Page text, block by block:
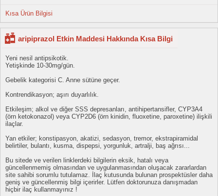
Kısa Ürün Bilgisi
aripiprazol Etkin Maddesi Hakkında Kısa Bilgi
Yeni nesil antipsikotik.
Yetişkinde 10-30mg/gün.
Gebelik kategorisi C. Anne sütüne geçer.
Kontrendikasyon; aşırı duyarlılık.
Etkileşim; alkol ve diğer SSS depresanları, antihipertansifler, CYP3A4
(örn ketokonazol) veya CYP2D6 (örn kinidin, fluoxetine, paroxetine) ilişkili
ilaçlar.
Yan etkiler; konstipasyon, akatizi, sedasyon, tremor, ekstrapiramidal
belirtiler, bulantı, kusma, dispepsi, yorgunluk, artralji, baş ağrısı...
Bu sitede ve verilen linklerdeki bilgilerin eksik, hatalı veya
güncellenmemiş olmasından ve uygulanmasından oluşacak zararlardan
site sahibi sorumlu tutulamaz. İlaç kutusunda bulunan prospektüsler daha
geniş ve güncellenmiş bilgi içerirler. Lütfen doktorunuza danışmadan
hiçbir ilaç kullanmayınız !